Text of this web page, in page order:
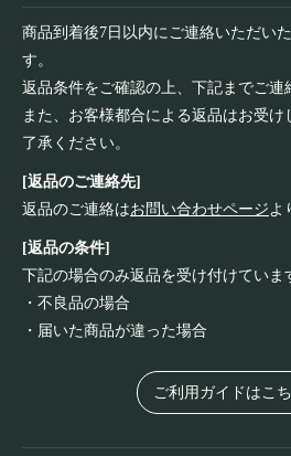
商品到着後7日以内にご連絡いただい
す。
返品条件をご確認の上、下記までご連
また、お客様都合による返品はお受
了承ください。
[返品のご連絡先]
返品のご連絡はお問い合わせページ よ
[返品の条件]
下記の場合のみ返品を受け付けていま
・不良品の場合
・届いた商品が違った場合
ご利用ガイドはこ